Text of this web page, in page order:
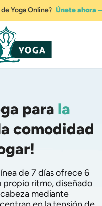
Yoga Online? Únete ahora
para la
comodidad
de 7 días ofrece 6
propio ritmo, diseñado
mediante